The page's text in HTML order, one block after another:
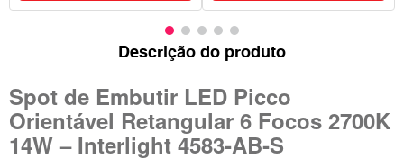
Descrição do produto
Spot de Embutir LED Picco
Orientável Retangular 6 Focos 2700K
14W – Interlight 4583‑AB‑S